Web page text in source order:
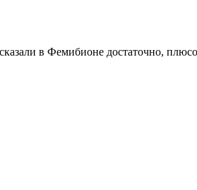
в Фемибионе достаточно,